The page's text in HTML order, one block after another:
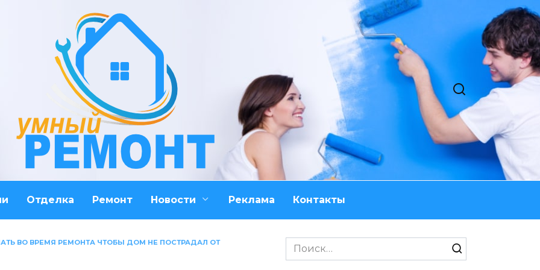
Отделка Ремонт Новости Реклама Контакты
ВО ВРЕМЯ РЕМОНТА ЧТОБЫ ДОМ НЕ ПОСТРАДАЛ ОТ
Search
for: